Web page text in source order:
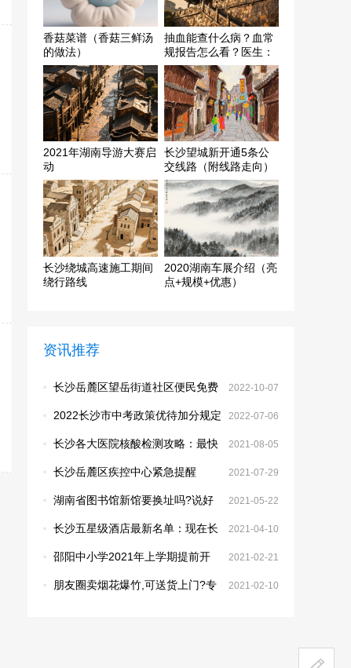
香菇菜谱（香菇三鲜汤
的做法）
抽血能查什么病？血常
规报告怎么看？医生：
这3个指标重点关注
2021年湖南导游大赛启
动
长沙望城新开通5条公
交线路（附线路走向）
长沙绕城高速施工期间
绕行路线
2020湖南车展介绍（亮
点+规模+优惠）
资讯推荐
2022-10-07
长沙岳麓区望岳街道社区便民免费
核酸采样点
·
2022-07-06
2022长沙市中考政策优待加分规定
·
2021-08-05
长沙各大医院核酸检测攻略：最快
4个小时出结果
·
2021-07-29
长沙岳麓区疾控中心紧急提醒
·
2021-05-22
湖南省图书馆新馆要换址吗?说好
的梅溪湖怎么改为暮云了？
·
2021-04-10
长沙五星级酒店最新名单：现在长
沙有哪些五星级酒店
·
2021-02-21
邵阳中小学2021年上学期提前开
学：邵阳市关于调整全市中小学开
·
2021-02-10
朋友圈卖烟花爆竹,可送货上门?专
·